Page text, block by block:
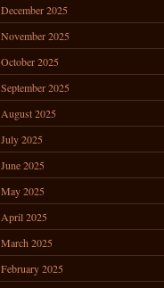
December 2025
November 2025
October 2025
September 2025
August 2025
July 2025
June 2025
May 2025
April 2025
March 2025
February 2025